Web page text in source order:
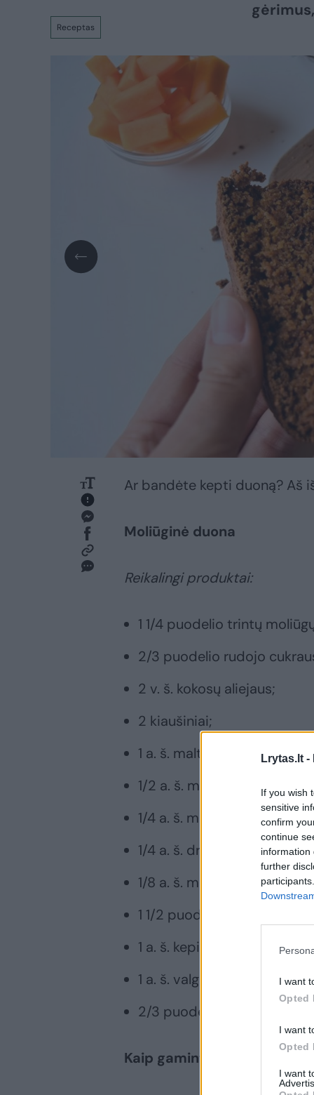
Lrytas.lt -
If you wish
sensitive
confirm
continue
information
further
I want
Opted
I want
Opted
I want
Receptas
Ar bandėte kepti duoną? Aš
Moliūginė duona
Reikalingi produktai:
1 1/4 puodelio trintų
2/3 puodelio rudojo
2 v. š. kokosų aliejaus;
2 kiaušiniai;
1 a. š. malto cinamono;
1/2 a. š. muskato;
1/4 a. š. maltų gvazdikų;
1/4 a. š. druskos;
1/8 a. š. malto imbiero;
1 1/2 puodelio speltų miltų;
1 a. š. kepimo miltelių;
1 a. š. valgomosios sodos;
2/3 puodelio razinų.
Kaip gaminti